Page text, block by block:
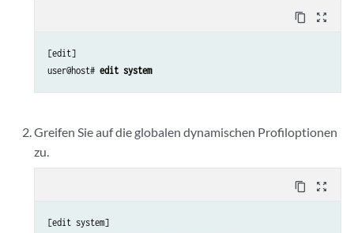
content_copy zoom_out_map
[edit]
user@host# edit system
Greifen Sie auf die globalen dynamischen Profiloptionen
zu.
content_copy zoom_out_map
[edit system]